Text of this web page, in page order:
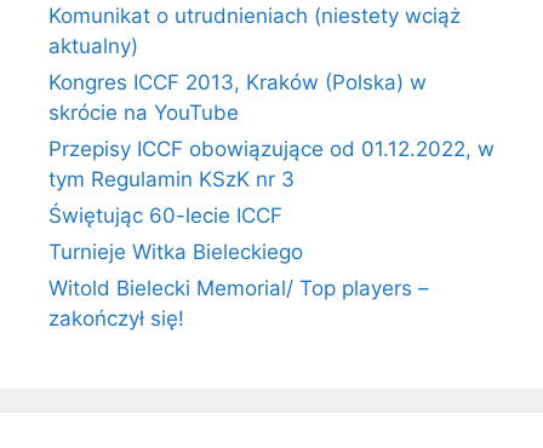
Komunikat o utrudnieniach (niestety wciąż
aktualny)
Kongres ICCF 2013, Kraków (Polska) w
skrócie na YouTube
Przepisy ICCF obowiązujące od 01.12.2022, w
tym Regulamin KSzK nr 3
Świętując 60-lecie ICCF
Turnieje Witka Bieleckiego
Witold Bielecki Memorial/ Top players –
zakończył się!